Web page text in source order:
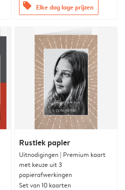
offers Elke dag lage prijzen
Rustiek papier
Uitnodigingen | Premium kaart
met keuze uit 3
papierafwerkingen
Set van 10 kaarten